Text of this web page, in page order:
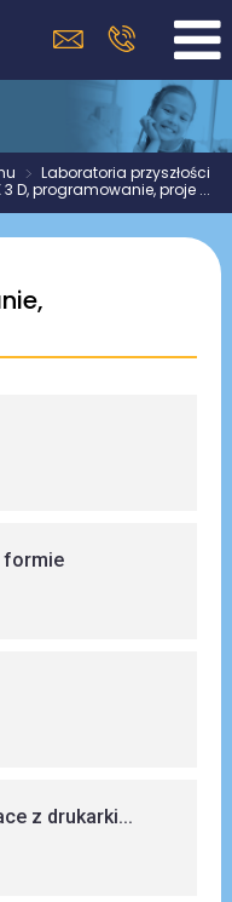
> Laboratoria przyszłości
3 D, programowanie, proje ...
formie
z drukarki...